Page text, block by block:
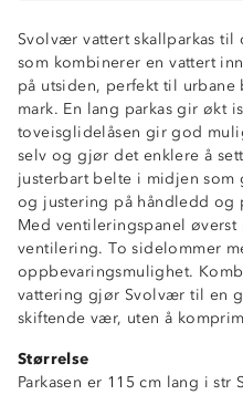
Svolvær vattert skallparkas til
som kombinerer en vattert
på utsiden, perfekt til
mark. En lang parkas gir økt
toveisglidelåsen gir god
selv og gjør det enklere å
justerbart belte i midjen som
og justering på håndledd og
Med ventileringspanel
ventilering. To sidelommer
oppbevaringsmulighet.
vattering gjør Svolvær til en
skiftende vær, uten å
Størrelse
Parkasen er 115 cm lang i str
Vanntett (10 000 mm
ProreTex®-membran
Vindtett
Isolerende
Toveisglidelås
Justerbart midjebelte
Ventilerinspanel på
2 sidelommer med
bakhodet
Borrelåsjustering på